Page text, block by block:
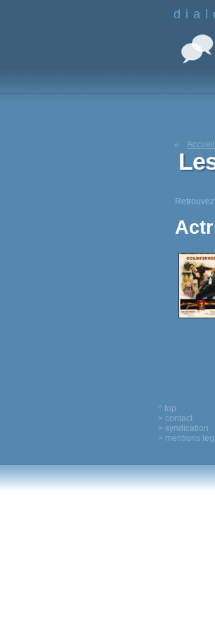
Accueil
^ top
> contact
> syndication
> mentions